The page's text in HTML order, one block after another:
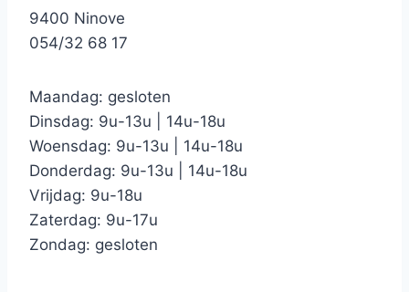
9400 Ninove
054/32 68 17
Maandag: gesloten
Dinsdag: 9u-13u | 14u-18u
Woensdag: 9u-13u | 14u-18u
Donderdag: 9u-13u | 14u-18u
Vrijdag: 9u-18u
Zaterdag: 9u-17u
Zondag: gesloten